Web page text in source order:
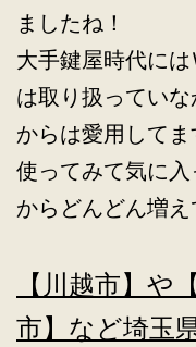
ましたね！
大手鍵屋時代に
は取り扱ってい
からは愛用してま
使ってみて気に
からどんどん増
【川越市】や
市】など埼玉